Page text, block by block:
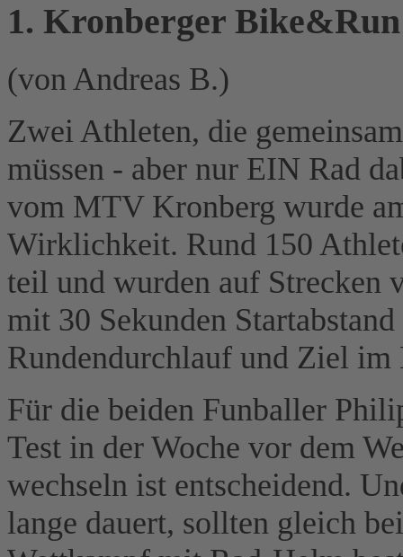
1. Kronberger Bike&Run
(von Andreas B.)
Zwei Athleten, die
müssen - aber nur EIN Rad
vom MTV Kronberg wurde
Wirklichkeit. Rund 150
teil und wurden auf Strecken
mit 30 Sekunden
Rundendurchlauf und Ziel
Für die beiden Funballer
Test in der Woche vor dem
wechseln ist entscheidend.
lange dauert, sollten gleich